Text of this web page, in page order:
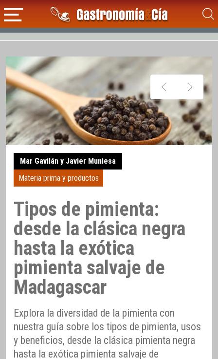
Mar Gavilán y Javier Muniesa
Materia prima y productos
Tipos de pimienta:
desde la clásica negra
hasta la exótica
pimienta salvaje de
Madagascar
Explora la diversidad de la pimienta con
nuestra guía sobre los tipos de pimienta, usos
y beneficios, desde la clásica pimienta negra
hasta la exótica pimienta salvaje de